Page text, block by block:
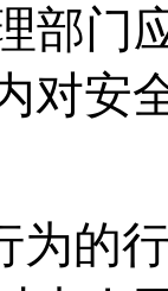
部门
对安
为的